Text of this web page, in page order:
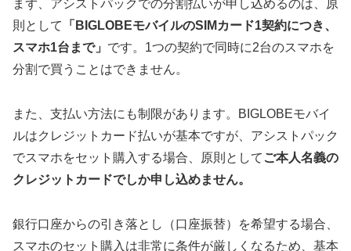
まず、アシストパックでの分割払いが申し込めるのは、原
則として
「BIGLOBEモバイルのSIMカード1契約につき、
スマホ1台まで」 です。1つの契約で同時に2台のスマホを
分割で買うことはできません。
また、支払い方法にも制限があります。BIGLOBEモバイ
ルはクレジットカード払いが基本ですが、アシストパック
でスマホをセット購入する場合、原則として ご本人名義の
クレジットカードでしか申し込めません。
銀行口座からの引き落とし（口座振替）を希望する場合、
スマホのセット購入は非常に条件が厳しくなるため、基本